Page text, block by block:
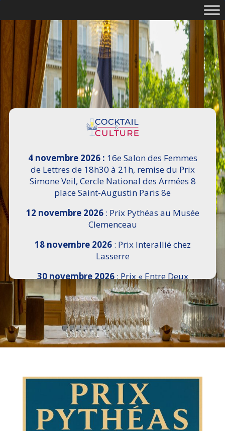
4 novembre 2026 : 16e Salon des Femmes
de Lettres de 18h30 à 21h, remise du Prix
Simone Veil, Cercle National des Armées 8
place Saint-Augustin Paris 8e
12 novembre 2026: Prix Pythéas au Musée
Clemenceau
18 novembre 2026: Prix Interallié chez
Lasserre
30 novembre 2026: Prix « Entre Deux
Rives » I Scemi Astutti au Sénat
7 décembre 2026 :16e Salon de l’Histoire de
18h30 à 21h, remise du Prix du Guesclin,
Cercle National des Armées 8 place Saint-
Augustin Paris 8e
Livre d’Opéra et de Danse à l’Hôtel de
Pomereu